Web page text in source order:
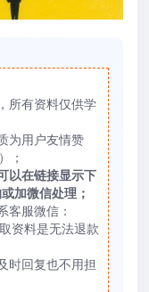
所有资料仅供学
为用户友情赞
；
以在链接显示下
加微信处理；
客服微信：
资料是无法退款
时回复也不用担